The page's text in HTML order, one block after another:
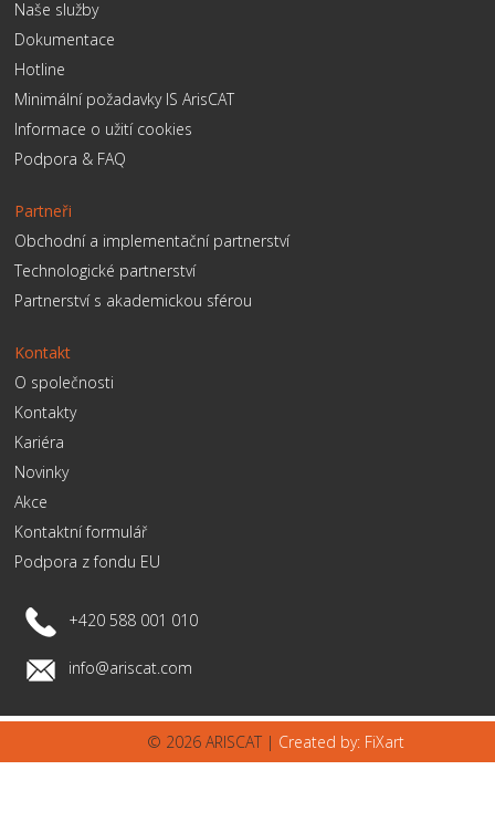
Naše služby
Dokumentace
Hotline
Minimální požadavky IS ArisCAT
Informace o užití cookies
Podpora & FAQ
Partneři
Obchodní a implementační partnerství
Technologické partnerství
Partnerství s akademickou sférou
Kontakt
O společnosti
Kontakty
Kariéra
Novinky
Akce
Kontaktní formulář
Podpora z fondu EU
+420 588 001 010
info@ariscat.com
© 2026 ARISCAT | Created by: FiXart